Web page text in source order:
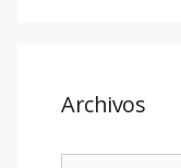
Archivos